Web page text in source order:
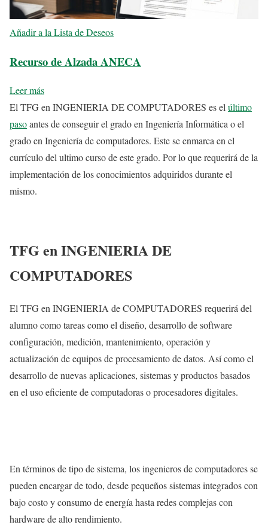
Añadir a la Lista de Deseos
Recurso de Alzada ANECA
Leer más
El TFG en INGENIERIA DE COMPUTADORES es elúltimo
pasoantes de conseguir el grado en Ingeniería Informática o el
grado en Ingeniería de computadores. Este se enmarca en el
currículo del ultimo curso de este grado. Por lo que requerirá de la
implementación de los conocimientos adquiridos durante el
mismo.
TFG en INGENIERIA DE
COMPUTADORES
El TFG en INGENIERIA de COMPUTADORES requerirá del
alumno como tareas como el diseño, desarrollo de software
configuración, medición, mantenimiento, operación y
actualización de equipos de procesamiento de datos. Así como el
desarrollo de nuevas aplicaciones, sistemas y productos basados
en el uso eficiente de computadoras o procesadores digitales.
En términos de tipo de sistema, los ingenieros de computadores se
pueden encargar de todo, desde pequeños sistemas integrados con
bajo costo y consumo de energía hasta redes complejas con
hardware de alto rendimiento.